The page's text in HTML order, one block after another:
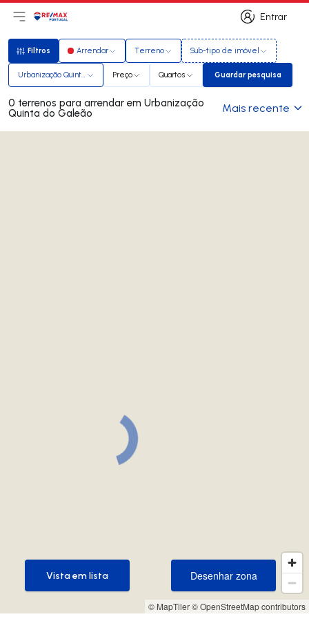
Entrar
Entrar
Abri menu principal
LogoIr para página inicial
Filtros
Filtros Arrendar Terreno Sub-tipo de imóvel
Urbanização Quinta do GaleãoPreço Quartos Guardar
Guardar pesquisa
0 terrenos para arrendar em Urbanização
Quinta do Galeão Mais recente
© MapTiler© OpenStreetMap contributors
Desenhar zona
Desenhar zona
Vista em lista
Vista em lista